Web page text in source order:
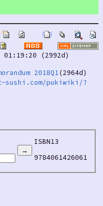
(2992d)
2018Q1 (2964d)
pukiwiki/?
ISBN13
9784061426061